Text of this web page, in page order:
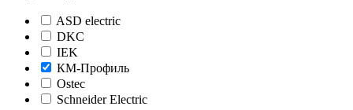
ASD electric
DKC
IEK
КМ-Профиль
Ostec
Schneider Electric